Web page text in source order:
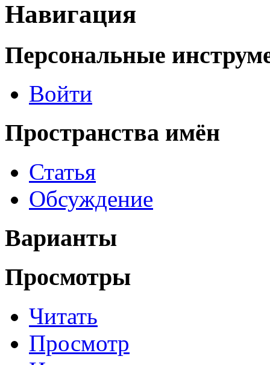
Навигация
Персональные
Войти
Пространства имён
Статья
Обсуждение
Варианты
Просмотры
Читать
Просмотр